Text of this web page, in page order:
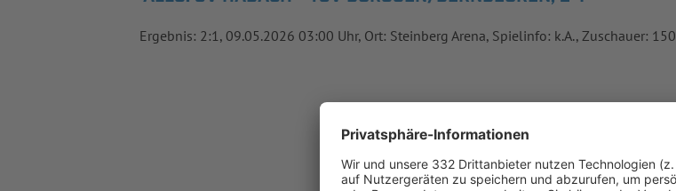
Ergebnis: 2:1, 09.05.2026 03:00 Uhr, Ort: Steinberg Arena, Spielinfo: k.A., Zuschauer: 150